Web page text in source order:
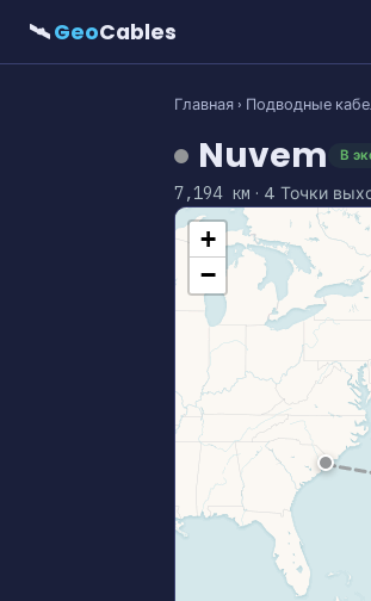
🛰GeoCables
Главная › Подводные
Nuvem В
7,194 км · 4 Точки
+
−